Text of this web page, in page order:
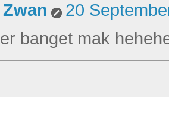
Zwan
20
banget mak